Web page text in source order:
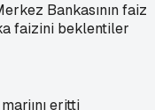
Bankasının faiz
faizini beklentiler